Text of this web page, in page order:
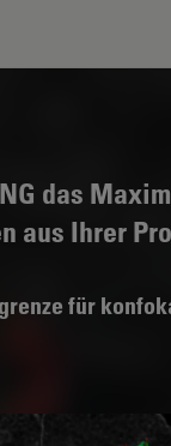
Logo
das
aus Ihrer
für